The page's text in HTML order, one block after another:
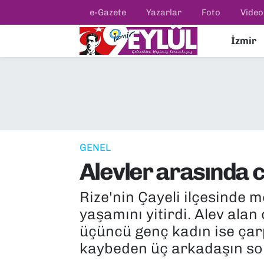
e-Gazete Yazarlar Foto Video
İzmir
GENEL
Alevler arasında
Rize'nin Çayeli ilçesinde
yaşamını yitirdi. Alev
üçüncü genç kadın ise
kaybeden üç arkadaşın
Resmi İlanlar
KÜLTÜR SANAT
MAGAZİN
Konak Nöbetçi Eczaneler
Tüm Manşetler
Son Dakika Haberleri
Haber Arşivi